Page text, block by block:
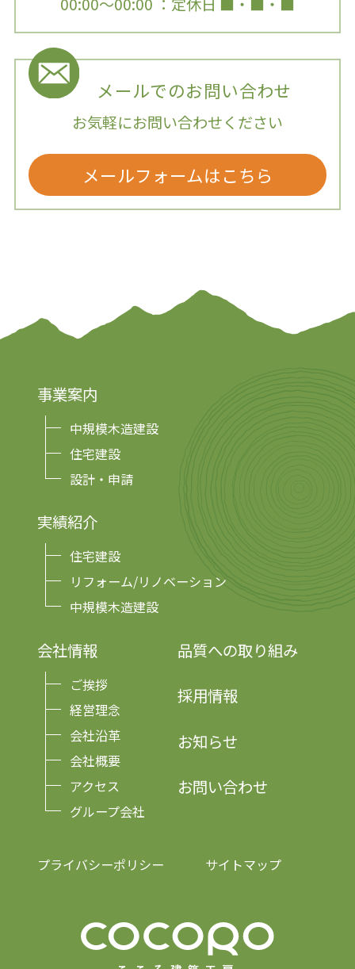
メールでのお問い合わせ
お気軽にお問い合わせください
メールフォームはこちら
事業案内
中規模木造建設
住宅建設
設計・申請
実績紹介
住宅建設
リフォーム/リノベーション
中規模木造建設
会社情報
ご挨拶
経営理念
会社沿革
会社概要
アクセス
グループ会社
品質への取り組み
採用情報
お知らせ
お問い合わせ
プライバシーポリシー サイトマップ